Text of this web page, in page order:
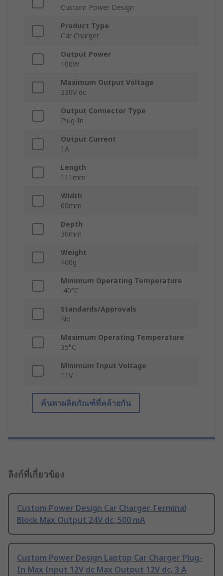
Custom Power Design
Product Type
Car Charger
Output Power
100W
Maximum Output Voltage
330V dc
Output Connector Type
Plug-In
Output Current
1A
Length
111mm
Width
60mm
Depth
30mm
Weight
400g
Minimum Operating Temperature
-40°C
Standards/Approvals
No
Maximum Operating Temperature
35°C
Minimum Input Voltage
11V
ค้นหาผลิตภัณฑ์ที่คล้ายกัน
ลิงก์ที่เกี่ยวข้อง
Custom Power Design Car Charger Terminal
Block Max Output 24V dc, 500 mA
Custom Power Design Laptop Car Charger Plug-
In Max Input 12V dc Max Output 12V dc, 3 A